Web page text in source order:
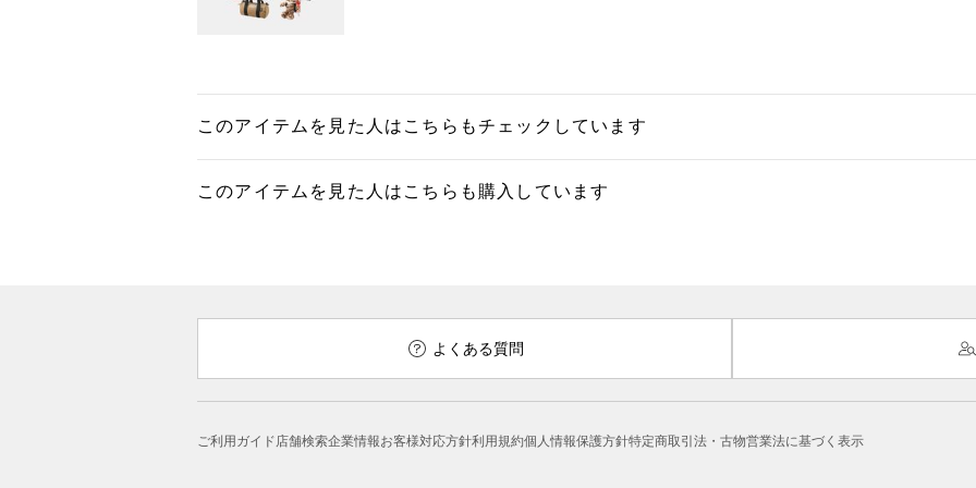
このアイテムを見た人はこちらもチェックしています
このアイテムを見た人はこちらも購入しています
よくある質問
ご利用ガイド店舗検索企業情報お客様対応方針利用規約個人情報保護方針特定商取引法・古物営業法に基づく表示